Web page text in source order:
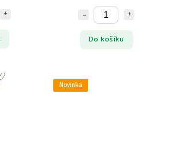
Do košíku
Novinka